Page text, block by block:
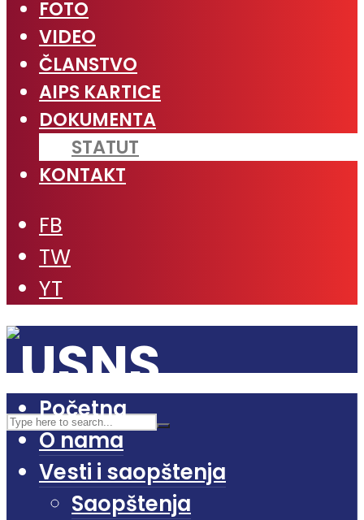
FOTO
VIDEO
ČLANSTVO
AIPS KARTICE
DOKUMENTA
STATUT
KONTAKT
FB
TW
YT
Početna
O nama
Vesti i saopštenja
Saopštenja